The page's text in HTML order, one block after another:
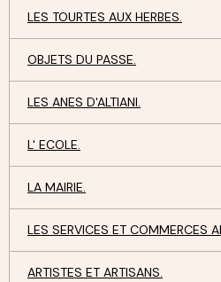
LES TOURTES AUX HERBES.
OBJETS DU PASSE.
LES ANES D'ALTIANI.
L' ECOLE.
LA MAIRIE.
LES SERVICES ET COMMERCES
ARTISTES ET ARTISANS.